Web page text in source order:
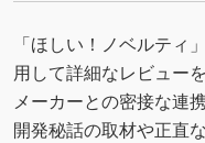
「ほしい！ノベルティ
用して詳細なレビュー
メーカーとの密接な連
開発秘話の取材や正直